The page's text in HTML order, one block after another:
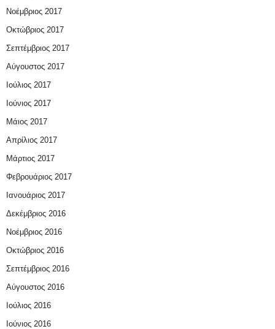
Νοέμβριος 2017
Οκτώβριος 2017
Σεπτέμβριος 2017
Αύγουστος 2017
Ιούλιος 2017
Ιούνιος 2017
Μάιος 2017
Απρίλιος 2017
Μάρτιος 2017
Φεβρουάριος 2017
Ιανουάριος 2017
Δεκέμβριος 2016
Νοέμβριος 2016
Οκτώβριος 2016
Σεπτέμβριος 2016
Αύγουστος 2016
Ιούλιος 2016
Ιούνιος 2016